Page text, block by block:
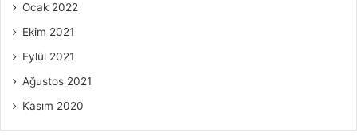
Ocak 2022
Ekim 2021
Eylül 2021
Ağustos 2021
Kasım 2020